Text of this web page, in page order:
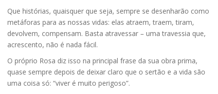
Que histórias, quaisquer que seja, sempre se desenharão como
metáforas para as nossas vidas: elas atraem, traem, tiram,
devolvem, compensam. Basta atravessar – uma travessia que,
acrescento, não é nada fácil.
O próprio Rosa diz isso na principal frase da sua obra prima,
quase sempre depois de deixar claro que o sertão e a vida são
uma coisa só: “viver é muito perigoso”.